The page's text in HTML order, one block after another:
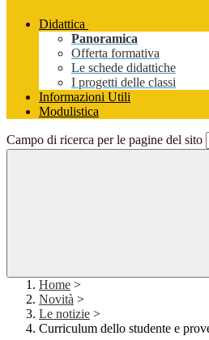
Didattica
Panoramica
Offerta formativa
Le schede didattiche
I progetti delle classi
Informazioni Utili
Modulistica
Campo di ricerca per le pagine del sito
Home >
Novità >
Le notizie >
Curriculum dello studente e